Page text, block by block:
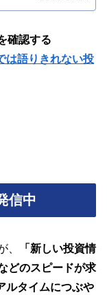
確認する
は語りきれない投
信中
、
「新しい投資情
どのスピードが求
ルタイムにつぶや